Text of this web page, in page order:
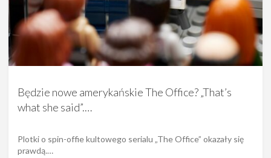
Będzie nowe amerykańskie The Office? „That’s
what she said”.…
Plotki o spin-offie kultowego serialu „The Office” okazały się
prawdą.…